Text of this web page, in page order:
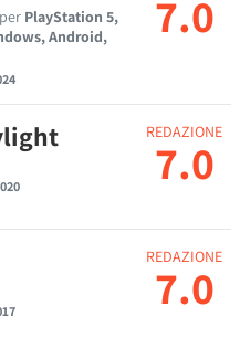
per PlayStation 5,
Android,
7.0
REDAZIONE
7.0
REDAZIONE
7.0